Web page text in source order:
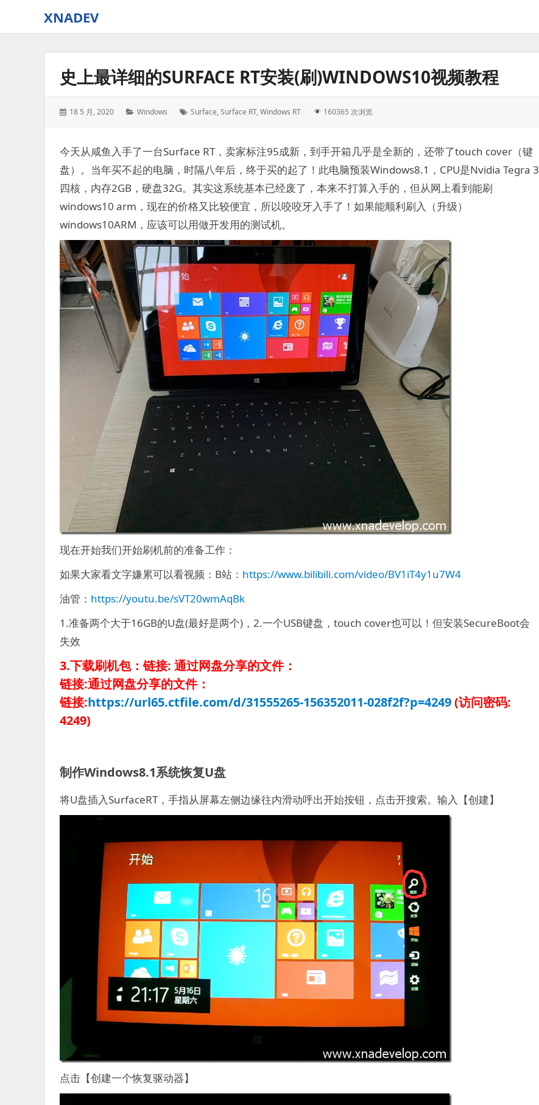
XNADEV
史上最详细的SURFACE RT安装(刷)WINDOWS10视频教程
Posted
18 5 月, 2020 Categories:
Windows Tags:
Surface,Surface RT,Windows RT 160365 次浏览
今天从咸鱼入手了一台Surface RT，卖家标注95成新，到手开箱几乎是全新的，还带了touch cover（键
盘）。当年买不起的电脑，时隔八年后，终于买的起了！此电脑预装Windows8.1，CPU是Nvidia Tegra 3
四核，内存2GB，硬盘32G。其实这系统基本已经废了，本来不打算入手的，但从网上看到能刷
windows10 arm，现在的价格又比较便宜，所以咬咬牙入手了！如果能顺利刷入（升级）
windows10ARM，应该可以用做开发用的测试机。
现在开始我们开始刷机前的准备工作：
如果大家看文字嫌累可以看视频：B站： https://www.bilibili.com/video/BV1iT4y1u7W4
油管： https://youtu.be/sVT20wmAqBk
1.准备两个大于16GB的U盘(最好是两个)，2.一个USB键盘，touch cover也可以！但安装SecureBoot会
失效
3.下载刷机包：链接: 通过网盘分享的文件：
链接:通过网盘分享的文件：
链接:https://url65.ctfile.com/d/31555265-156352011-028f2f?p=4249(访问密码:
4249)
制作Windows8.1系统恢复U盘
将U盘插入SurfaceRT，手指从屏幕左侧边缘往内滑动呼出开始按钮，点击开搜索。输入【创建】
点击【创建一个恢复驱动器】